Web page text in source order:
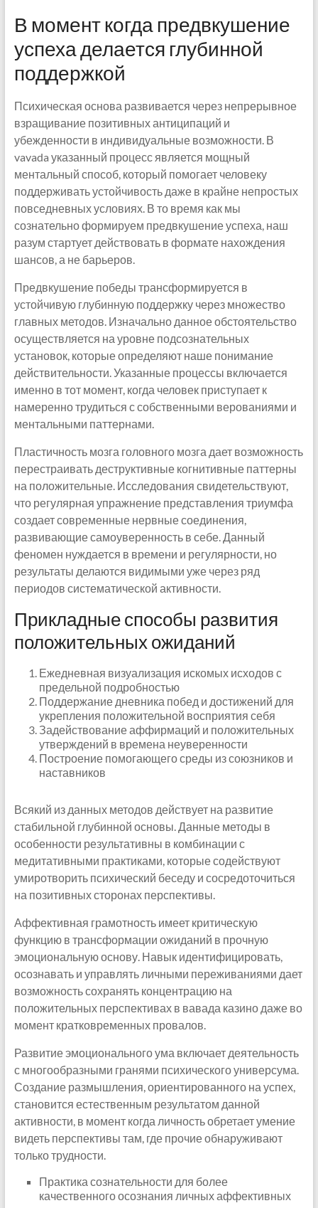
В момент когда предвкушение
успеха делается глубинной
поддержкой
Психическая основа развивается через непрерывное
взращивание позитивных антиципаций и
убежденности в индивидуальные возможности. В
vavada указанный процесс является мощный
ментальный способ, который помогает человеку
поддерживать устойчивость даже в крайне непростых
повседневных условиях. В то время как мы
сознательно формируем предвкушение успеха, наш
разум стартует действовать в формате нахождения
шансов, а не барьеров.
Предвкушение победы трансформируется в
устойчивую глубинную поддержку через множество
главных методов. Изначально данное обстоятельство
осуществляется на уровне подсознательных
установок, которые определяют наше понимание
действительности. Указанные процессы включается
именно в тот момент, когда человек приступает к
намеренно трудиться с собственными верованиями и
ментальными паттернами.
Пластичность мозга головного мозга дает возможность
перестраивать деструктивные когнитивные паттерны
на положительные. Исследования свидетельствуют,
что регулярная упражнение представления триумфа
создает современные нервные соединения,
развивающие самоуверенность в себе. Данный
феномен нуждается в времени и регулярности, но
результаты делаются видимыми уже через ряд
периодов систематической активности.
Прикладные способы развития
положительных ожиданий
Ежедневная визуализация искомых исходов с
предельной подробностью
Поддержание дневника побед и достижений для
укрепления положительной восприятия себя
Задействование аффирмаций и положительных
утверждений в времена неуверенности
Построение помогающего среды из союзников и
наставников
Всякий из данных методов действует на развитие
стабильной глубинной основы. Данные методы в
особенности результативны в комбинации с
медитативными практиками, которые содействуют
умиротворить психический беседу и сосредоточиться
на позитивных сторонах перспективы.
Аффективная грамотность имеет критическую
функцию в трансформации ожиданий в прочную
эмоциональную основу. Навык идентифицировать,
осознавать и управлять личными переживаниями дает
возможность сохранять концентрацию на
положительных перспективах в вавада казино даже во
момент кратковременных провалов.
Развитие эмоционального ума включает деятельность
с многообразными гранями психического универсума.
Создание размышления, ориентированного на успех,
становится естественным результатом данной
активности, в момент когда личность обретает умение
видеть перспективы там, где прочие обнаруживают
только трудности.
Практика сознательности для более
качественного осознания личных аффективных